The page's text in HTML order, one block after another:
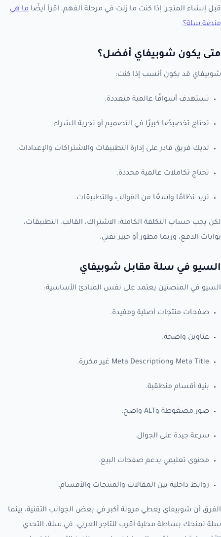
قبل إنشاء المتجر. إذا كنت ما زلت في مرحلة الفهم، اقرأ أيضًا ما هي
منصة سلة؟.
متى يكون شوبيفاي أفضل؟
شوبيفاي قد يكون أنسب إذا كنت:
تستهدف أسواقًا عالمية متعددة.
تحتاج تخصيصًا كبيرًا في التصميم أو تجربة الشراء.
لديك فريق قادر على إدارة التطبيقات والاشتراكات والإعدادات.
تحتاج تكاملات عالمية محددة.
تريد نظامًا واسعًا من القوالب والتطبيقات.
لكن يجب حساب التكلفة الكاملة: الاشتراك، القالب، التطبيقات،
بوابات الدفع، وربما مطور أو خبير تقني.
السيو في سلة مقابل شوبيفاي
السيو في المنصتين يعتمد على نفس المبادئ الأساسية:
صفحات منتجات أصلية ومفيدة.
عناوين واضحة.
Meta Title وMeta Description غير مكررة.
بنية أقسام منطقية.
صور مضغوطة وALT واضح.
سرعة جيدة على الجوال.
محتوى تعليمي يدعم صفحات البيع.
روابط داخلية بين المقالات والمنتجات والأقسام.
الفرق أن شوبيفاي يعطي مرونة أكبر في بعض الجوانب التقنية، بينما
سلة تمنحك بساطة محلية أقرب للتاجر العربي. في سلة، التحدي